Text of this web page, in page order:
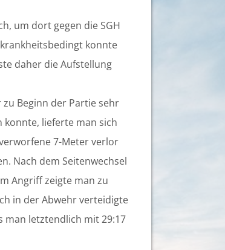
um dort gegen die SGH
konnte
daher die Aufstellung
Beginn der Partie sehr
lieferte man sich
7-Meter verlor
Nach dem Seitenwechsel
Angriff zeigte man zu
in der Abwehr verteidigte
man letztendlich mit 29:17